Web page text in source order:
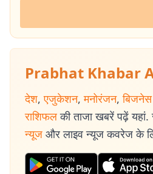
Prabhat Khabar
देश, एजुकेशन, मनोरंजन,
राशिफल की ताजा खबरें पढ़ें यहां.
न्यूज और लाइव न्यूज कवरेज के